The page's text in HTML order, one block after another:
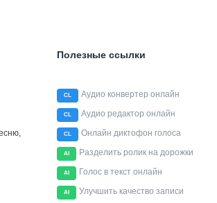
Полезные ссылки
CL Аудио конвертер онлайн
CL Аудио редактор онлайн
CL Онлайн диктофон голоса
AI Разделить ролик на дорожки
AI Голос в текст онлайн
AI Улучшить качество записи